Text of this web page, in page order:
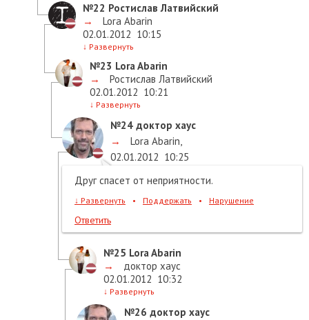
№22 Ростислав Латвийский
→
Lora Abarin
02.01.2012 10:15
↓ Развернуть
№23 Lora Abarin
→
Ростислав Латвийский
02.01.2012 10:21
↓ Развернуть
№24 доктор хаус
→
Lora Abarin
02.01.2012 10:25
Друг спасет от неприятности.
↓ Развернуть • Поддержать • Нарушение
Ответить
№25 Lora Abarin
→
доктор хаус
02.01.2012 10:32
↓ Развернуть
№26 доктор хаус